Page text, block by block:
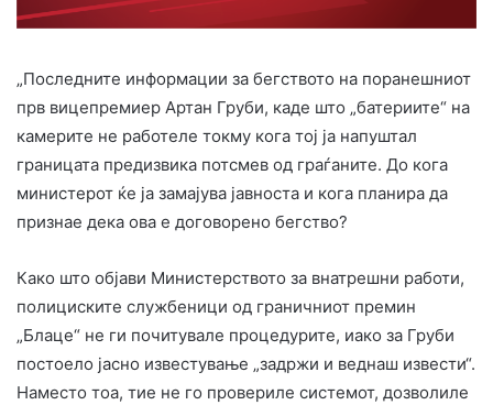
„Последните информации за бегството на поранешниот
прв вицепремиер Артан Груби, каде што „батериите“ на
камерите не работеле токму кога тој ја напуштал
границата предизвика потсмев од граѓаните. До кога
министерот ќе ја замајува јавноста и кога планира да
признае дека ова е договорено бегство?
Како што објави Министерството за внатрешни работи,
полициските службеници од граничниот премин
„Блаце“ не ги почитувале процедурите, иако за Груби
постоело јасно известување „задржи и веднаш извести“.
Наместо тоа, тие не го провериле системот, дозволиле